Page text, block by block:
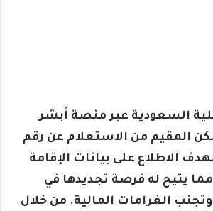
السعودية عبر منصة أبشر
المقيم من الاستعلام عن رقم
الاطلاع على بيانات الإقامة
يتيح له فرصة تجديدها في
الغرامات المالية. من خلال